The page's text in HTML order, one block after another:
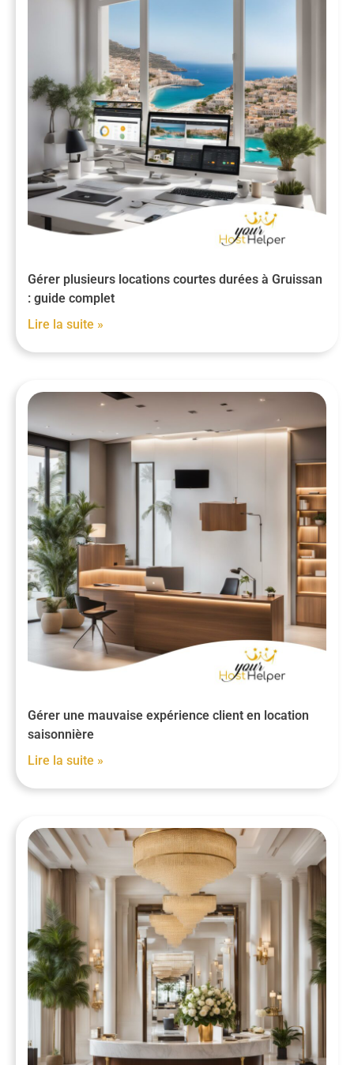
Gérer plusieurs locations courtes durées à Gruissan
: guide complet
Lire la suite »
Gérer une mauvaise expérience client en location
saisonnière
Lire la suite »